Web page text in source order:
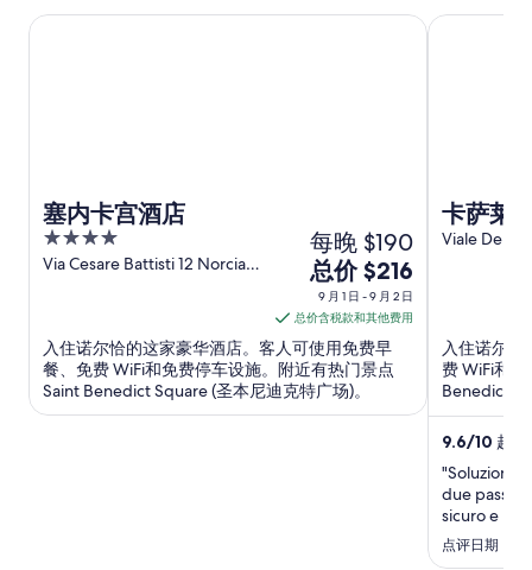
塞内卡宫酒店
4
out
Via Cesare Battisti 12 Norcia
每晚 $190
9
月
1
日
到
9
月
总价 $216
9 月 1 日 - 9 月 2 日
总价含税款和其他费用
入住诺尔恰的这家豪华酒店。客人可使用免费早
餐、免费 WiFi和免费停车设施。附近有热门景点
Saint Benedict Square (圣本尼迪克特广场)。
塞内卡宫酒店
卡萨莱
Viale Della
入住诺尔
费 WiFi和
Benedict
9.6/10 超
"Soluzione
due passi
sicuro e
non manca
点评日期：
卡萨莱圣马